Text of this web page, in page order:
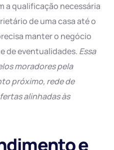
a qualificação necessária
de uma casa até o
manter o negócio
de eventualidades. Essa
moradores pela
próximo, rede de
alinhadas às
e